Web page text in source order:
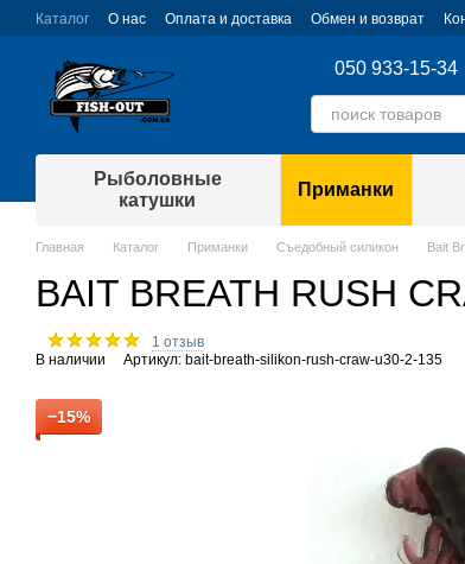
Перейти к основному контенту
Каталог О нас Оплата и доставка Обмен и возврат
050 933-15-34
Рыболовные
катушки
Приманки
Главная Каталог Приманки Съедобный силикон Bait
BAIT BREATH RUSH
1 отзыв
В наличии
Артикул: bait-breath-silikon-rush-craw-u30-2-135
−15%